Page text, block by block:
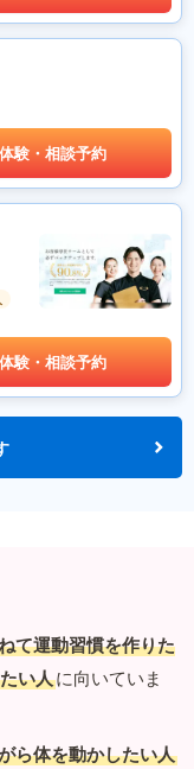
体験・相談予約
体験・相談予約
て運動習慣を作りた
い人に向いていま
ら体を動かしたい人